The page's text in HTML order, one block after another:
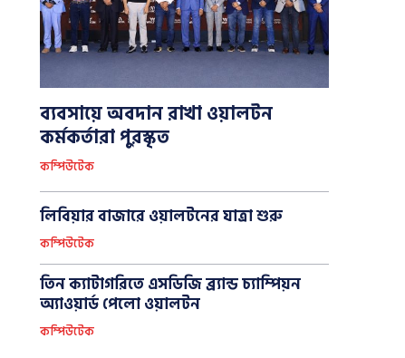
ব্যবসায়ে অবদান রাখা ওয়ালটন
কর্মকর্তারা পুরস্কৃত
কম্পিউটেক
লিবিয়ার বাজারে ওয়ালটনের যাত্রা শুরু
কম্পিউটেক
তিন ক্যাটাগরিতে এসডিজি ব্র্যান্ড চ্যাম্পিয়ন
অ্যাওয়ার্ড পেলো ওয়ালটন
কম্পিউটেক